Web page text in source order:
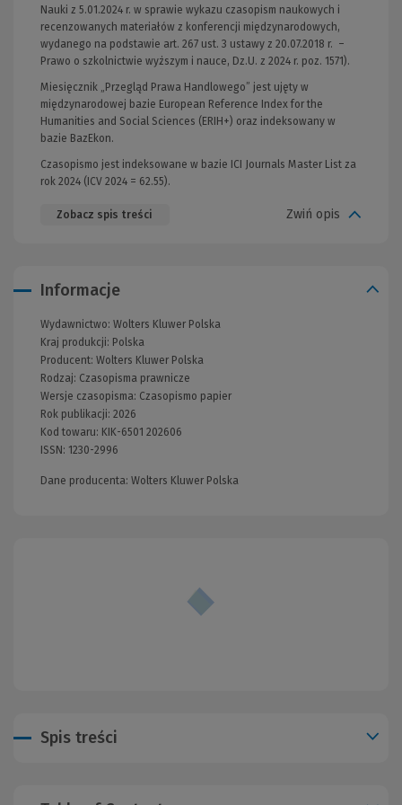
Nauki z 5.01.2024 r. w sprawie wykazu czasopism naukowych i
recenzowanych materiałów z konferencji międzynarodowych,
wydanego na podstawie art. 267 ust. 3 ustawy z 20.07.2018 r. –
Prawo o szkolnictwie wyższym i nauce, Dz.U. z 2024 r. poz. 1571).
Miesięcznik „Przegląd Prawa Handlowego” jest ujęty w
międzynarodowej bazie European Reference Index for the
Humanities and Social Sciences (ERIH+) oraz indeksowany w
bazie BazEkon.
Czasopismo jest indeksowane w bazie ICI Journals Master List za
rok 2024 (ICV 2024 = 62.55).
Zobacz spis treści Zwiń opis
Informacje
Wydawnictwo: Wolters Kluwer Polska
Kraj produkcji: Polska
Producent: Wolters Kluwer Polska
Rodzaj: Czasopisma prawnicze
Wersje czasopisma: Czasopismo papier
Rok publikacji: 2026
Kod towaru: KIK-6501 202606
ISSN: 1230-2996
Dane producenta: Wolters Kluwer Polska
Spis treści